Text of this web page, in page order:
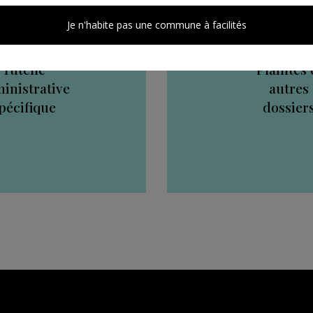
Tutelle
Plaintes
autres
Je n'habite pas une commune à facilités